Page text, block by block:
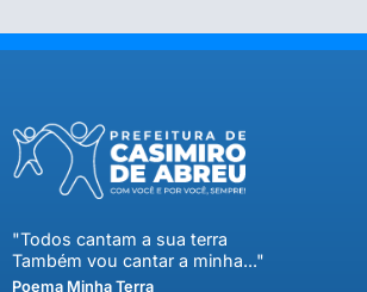
"Todos cantam a sua terra
Também vou cantar a minha..."
Poema Minha Terra